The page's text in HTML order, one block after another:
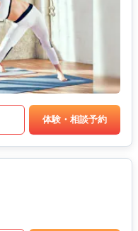
体験・相談予約